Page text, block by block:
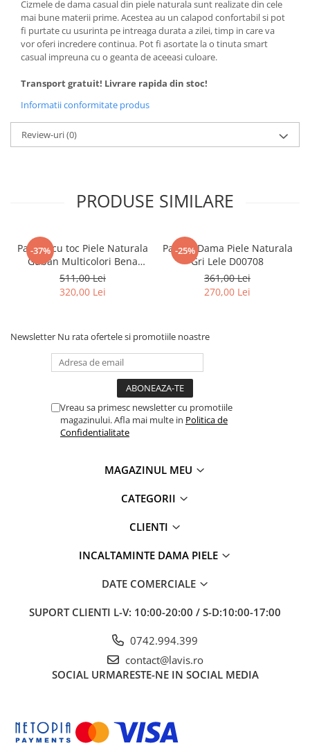
Cizmele de dama casual din piele naturala sunt realizate din cele
mai bune materii prime. Acestea au un calapod confortabil si pot
fi purtate cu usurinta pe intreaga durata a zilei, timp in care va
vor oferi incredere continua. Pot fi asortate la o tinuta smart
casual impreuna cu o geanta de aceeasi culoare.
Transport gratuit! Livrare rapida din stoc!
Informatii conformitate produs
Review-uri(0)
PRODUSE SIMILARE
-37%
Pantofi cu toc Piele Naturala
Guban Multicolori Bena
D00646
511,00 Lei
320,00 Lei
-25%
Pantofi Dama Piele Naturala
Gri Lele D00708
361,00 Lei
270,00 Lei
Newsletter Nu rata ofertele si promotiile noastre
Vreau sa primesc newsletter cu promotiile
magazinului. Afla mai multe in Politica de
Confidentialitate
MAGAZINUL MEU
CATEGORII
CLIENTI
INCALTAMINTE DAMA PIELE
DATE COMERCIALE
SUPORT CLIENTI L-V: 10:00-20:00 / S-D:10:00-17:00
0742.994.399
contact@lavis.ro
SOCIAL URMARESTE-NE IN SOCIAL MEDIA